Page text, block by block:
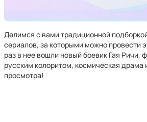
Делимся с вами традиционной
сериалов, за которыми можно провести
раз в нее вошли новый боевик Гая Ричи,
русским колоритом, космическая драма
просмотра!